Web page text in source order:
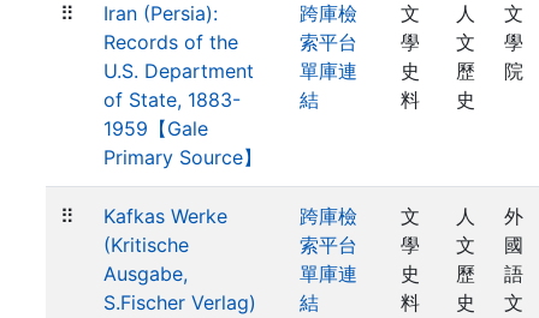
⠿
Iran (Persia):
Records of the
U.S. Department
of State, 1883-
1959【Gale
Primary Source】
跨庫檢
索平台
單庫連
結
文
學
史
料
人
文
歷
史
文
學
院
⠿
Kafkas Werke
(Kritische
Ausgabe,
S.Fischer Verlag)
跨庫檢
索平台
單庫連
結
文
學
史
料
人
文
歷
史
外
國
語
文